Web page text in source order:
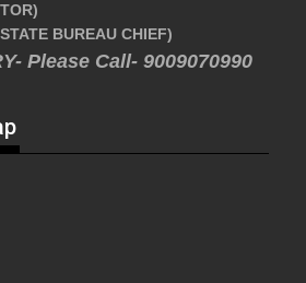
BUREAU CHIEF)
Please Call- 9009070990